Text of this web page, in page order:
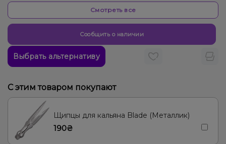
Вишня/Черешня, Пряности/Специи
Ваниль, Лимон, Мармелад Ежевика, Пряности/Специи
Лимонад, Огурец Персик
Ананас, Манго, Маракуйя, Папайя, Питайя/Драконий фрукт
Елка, Пряности/Специи, Чай
Смотреть все
Сообщить о наличии
Выбрать альтернативу
С этим товаром покупают
Щипцы для кальяна Blade (Металлик)
190₴